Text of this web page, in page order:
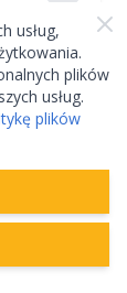
usług,
plików
usług.
plików